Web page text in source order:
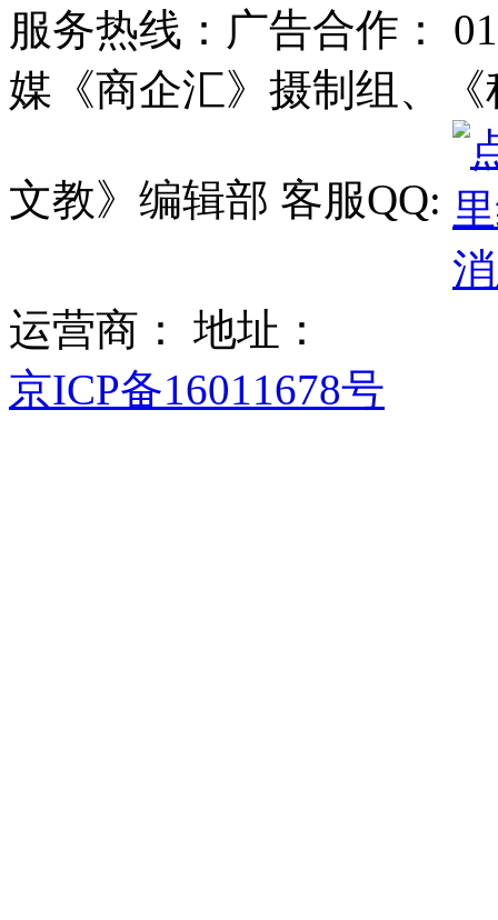
服务热线：广告合作：
媒《商企汇》摄制组、
文教》编辑部 客服QQ:
运营商： 地址：
京ICP备16011678号